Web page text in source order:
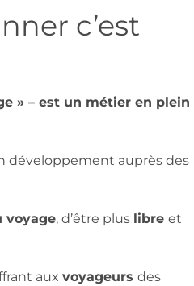
c’est
» – est un métier en plein
développement auprès des
voyage, d’être plus libre et
aux voyageurs des